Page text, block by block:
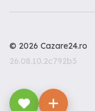
© 2026 Cazare24.ro
26.08.10.2c792b3